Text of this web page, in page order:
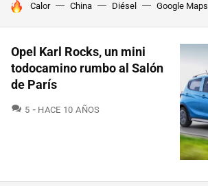
HOY SE HABLA DE
Calor China Diésel Google Maps
Opel Karl Rocks, un mini
todocamino rumbo al Salón
de París
5 COMENTARIOS
HACE 10 AÑOS